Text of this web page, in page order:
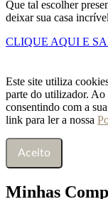
Que tal escolher
deixar sua casa
CLIQUE AQUI E
Este site utiliza
parte do utilizador. Ao
consentindo com a
link para ler a nossa
Aceito
Minhas